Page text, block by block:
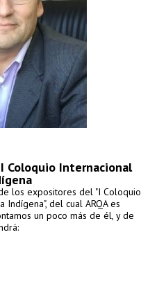
Coloquio Internacional
los expositores del "I Coloquio
del cual ARQA es
un poco más de él, y de